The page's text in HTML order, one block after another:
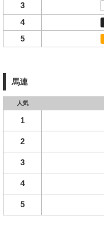
3
4
5
馬連
人気
1
2
3
4
5